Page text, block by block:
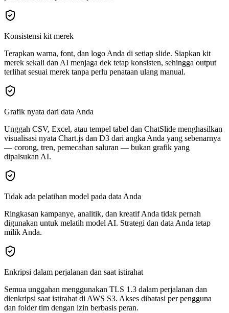
Konsistensi kit merek
Terapkan warna, font, dan logo Anda di setiap slide. Siapkan kit
merek sekali dan AI menjaga dek tetap konsisten, sehingga output
terlihat sesuai merek tanpa perlu penataan ulang manual.
Grafik nyata dari data Anda
Unggah CSV, Excel, atau tempel tabel dan ChatSlide menghasilkan
visualisasi nyata Chart.js dan D3 dari angka Anda yang sebenarnya
— corong, tren, pemecahan saluran — bukan grafik yang
dipalsukan AI.
Tidak ada pelatihan model pada data Anda
Ringkasan kampanye, analitik, dan kreatif Anda tidak pernah
digunakan untuk melatih model AI. Strategi dan data Anda tetap
milik Anda.
Enkripsi dalam perjalanan dan saat istirahat
Semua unggahan menggunakan TLS 1.3 dalam perjalanan dan
dienkripsi saat istirahat di AWS S3. Akses dibatasi per pengguna
dan folder tim dengan izin berbasis peran.